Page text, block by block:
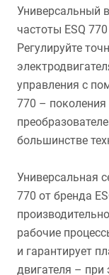
Универсальный
частоты ESQ 770
Регулируйте
управления с
770 –
большинстве
Универсальная
770 от бренда
рабочие
и гарантирует
двигателя – при